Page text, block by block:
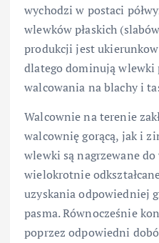
wychodzi w postaci
wlewków płaskich
produkcji jest
dlatego dominują wlewki
walcowania na blachy i
Walcownie na terenie
walcownię gorącą, jak i
wlewki są nagrzewane
wielokrotnie
uzyskania odpowiedniej
pasma. Równocześnie
poprzez odpowiedni